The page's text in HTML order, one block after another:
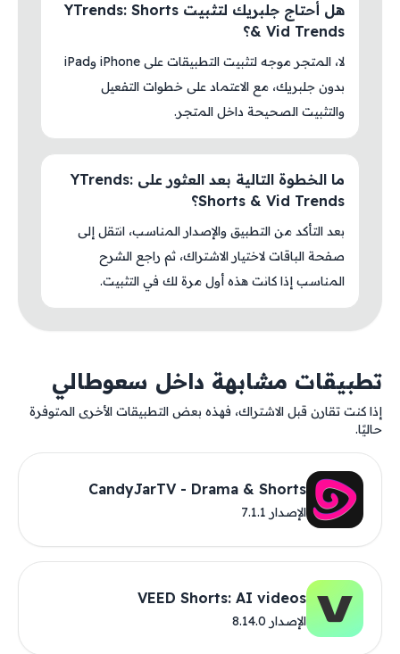
هل أحتاج جلبريك لتثبيت YTrends: Shorts
& Vid Trends؟
لا، المتجر موجه لتثبيت التطبيقات على iPhone وiPad
بدون جلبريك، مع الاعتماد على خطوات التفعيل
والتثبيت الصحيحة داخل المتجر.
ما الخطوة التالية بعد العثور على YTrends:
Shorts & Vid Trends؟
بعد التأكد من التطبيق والإصدار المناسب، انتقل إلى
صفحة الباقات لاختيار الاشتراك، ثم راجع الشرح
المناسب إذا كانت هذه أول مرة لك في التثبيت.
تطبيقات مشابهة داخل سعوطالي
إذا كنت تقارن قبل الاشتراك، فهذه بعض التطبيقات الأخرى المتوفرة
حاليًا.
CandyJarTV - Drama & Shorts
الإصدار 7.1.1
VEED Shorts: AI videos
الإصدار 8.14.0